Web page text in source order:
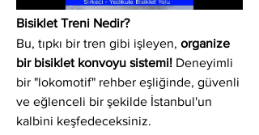
Bisiklet Treni Nedir?
Bu, tıpkı bir tren gibi işleyen, organize
bir bisiklet konvoyu sistemi! Deneyimli
bir "lokomotif" rehber eşliğinde, güvenli
ve eğlenceli bir şekilde İstanbul'un
kalbini keşfedeceksiniz.